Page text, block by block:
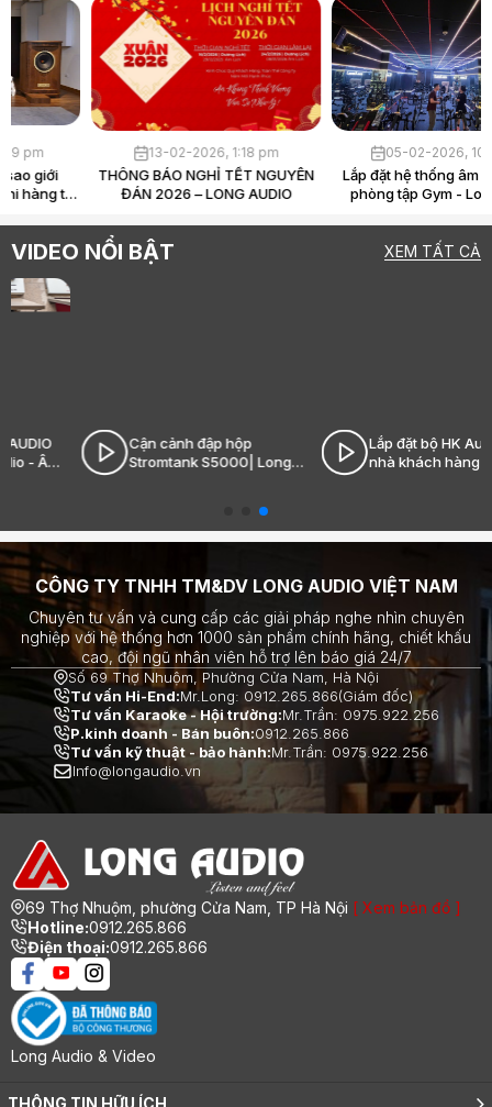
30-03-2026, 4:39 pm
Loa Hi-End là gì? Vì sao giới
audiophile sẵn sàng chi hàng tỷ
13-02-2026, 1:18 pm
THÔNG BÁO NGHỈ TẾT NGUYÊN
ĐÁN 2026 – LONG AUDIO
VIDEO NỔI BẬT XEM TẤT CẢ
Cận cảnh đập hộp
Stromtank S5000| Long
Audio - Âm thanh Hi-End
Lắp đặt bộ HK Audio tại
nhà khách hàng Ecopark|
Long Audio - Âm thanh Hi-
CÔNG TY TNHH TM&DV LONG AUDIO VIỆT NAM
Chuyên tư vấn và cung cấp các giải pháp nghe nhìn chuyên
nghiệp với hệ thống hơn 1000 sản phẩm chính hãng, chiết khấu
cao, đội ngũ nhân viên hỗ trợ lên báo giá 24/7
Số 69 Thợ Nhuộm, Phường Cửa Nam, Hà Nội
Tư vấn Hi-End:Mr.Long: 0912.265.866(Giám đốc)
Tư vấn Karaoke - Hội trường:Mr.Trần: 0975.922.256
P.kinh doanh - Bán buôn:0912.265.866
Tư vấn kỹ thuật - bảo hành:Mr.Trần: 0975.922.256
Info@longaudio.vn
69 Thợ Nhuộm, phường Cửa Nam, TP Hà Nội [ Xem bản đồ ]
Hotline:0912.265.866
Điện thoại:0912.265.866
Long Audio & Video
THÔNG TIN HỮU ÍCH